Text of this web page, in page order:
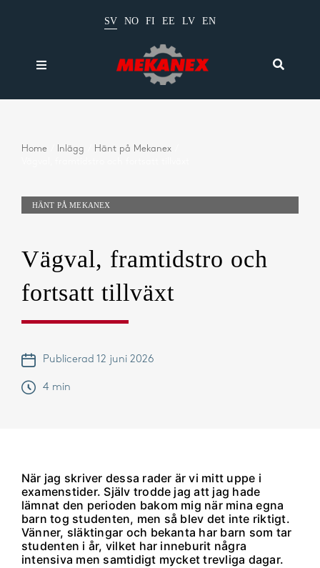
SV NO FI EE LV EN
Toggle
Kataloger
Nyheter
Kontakt
Toggle
Home Inlägg
Hänt på Mekanex
HÄNT PÅ MEKANEX
Vägval, framtidstro och
fortsatt tillväxt
Publicerad 12 juni 2026
4 min
När jag skriver dessa rader är vi mitt uppe i
examenstider. Själv trodde jag att jag hade
lämnat den perioden bakom mig när mina egna
barn tog studenten, men så blev det inte riktigt.
Vänner, släktingar och bekanta har barn som tar
studenten i år, vilket har inneburit några
intensiva men samtidigt mycket trevliga dagar.